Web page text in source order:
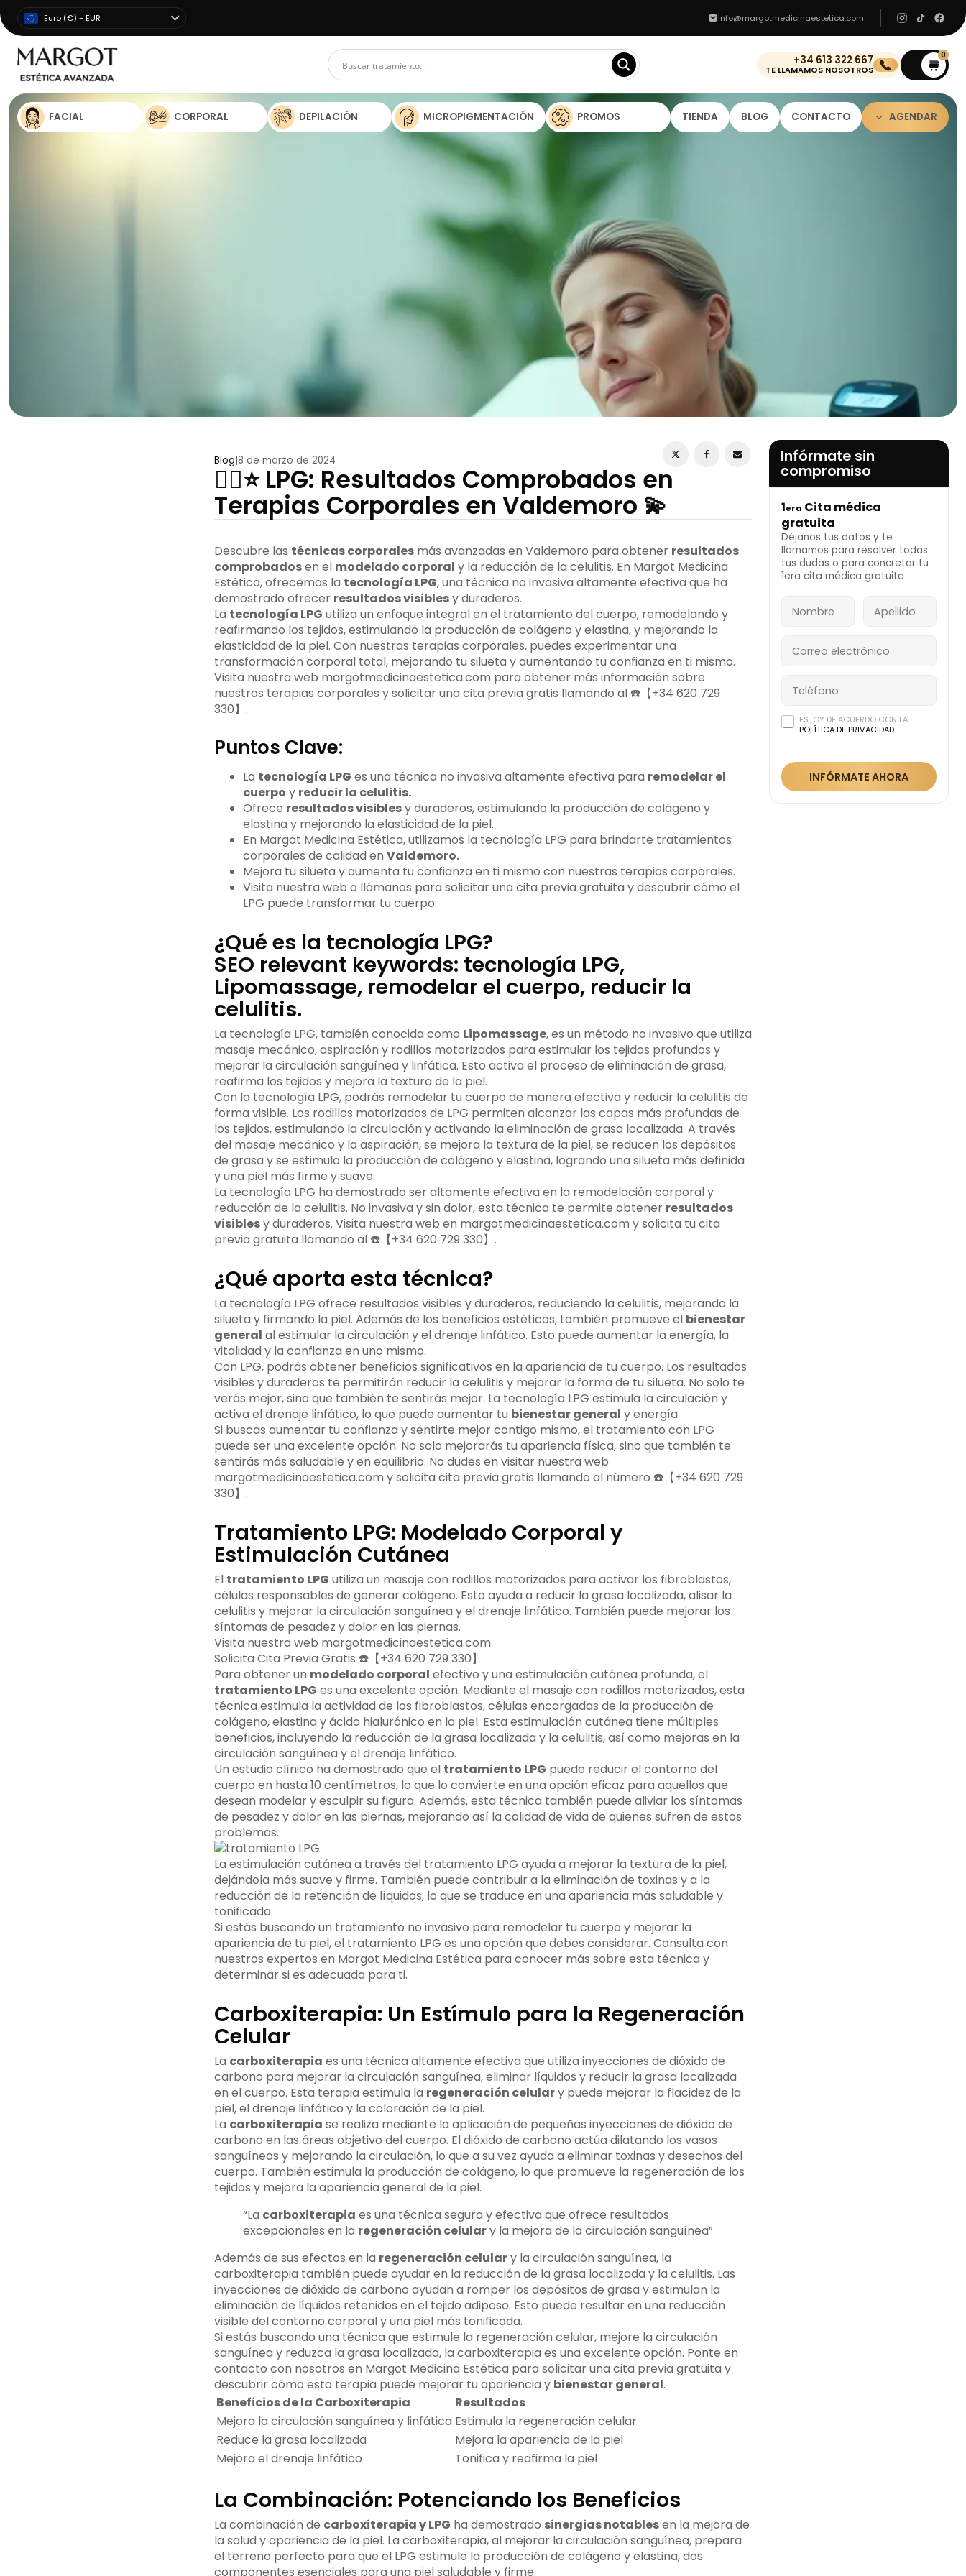
Euro (€) - EUR info@margotmedicinaestetica.com
+34 613 322 667
TE LLAMAMOS NOSOTROS
0
FACIAL CORPORAL DEPILACIÓN MICROPIGMENTACIÓN PROMOS TIENDA BLOG CONTACTO AGENDAR
INFÓRMATE AHORA
Blog 8 de marzo de 2024
💆‍♀️⭐ LPG: Resultados Comprobados en
Terapias Corporales en Valdemoro 💫
Descubre las técnicas corporalesmás avanzadas en Valdemoro para obtener resultados
comprobadosen el modelado corporal y la reducción de la celulitis. En Margot Medicina
Estética, ofrecemos la tecnología LPG, una técnica no invasiva altamente efectiva que ha
demostrado ofrecer resultados visiblesy duraderos.
La tecnología LPG utiliza un enfoque integral en el tratamiento del cuerpo, remodelando y
reafirmando los tejidos, estimulando la producción de colágeno y elastina, y mejorando la
elasticidad de la piel. Con nuestras terapias corporales, puedes experimentar una
transformación corporal total, mejorando tu silueta y aumentando tu confianza en ti mismo.
Visita nuestra web margotmedicinaestetica.com para obtener más información sobre
nuestras terapias corporales y solicitar una cita previa gratis llamando al ☎️【+34 620 729
330】.
Puntos Clave:
La tecnología LPG es una técnica no invasiva altamente efectiva para remodelar el
cuerpo y reducir la celulitis.
Ofrece resultados visiblesy duraderos, estimulando la producción de colágeno y
elastina y mejorando la elasticidad de la piel.
En Margot Medicina Estética, utilizamos la tecnología LPG para brindarte tratamientos
corporales de calidad en Valdemoro.
Mejora tu silueta y aumenta tu confianza en ti mismo con nuestras terapias corporales.
Visita nuestra web o llámanos para solicitar una cita previa gratuita y descubrir cómo el
LPG puede transformar tu cuerpo.
¿Qué es la tecnología LPG?
SEO relevant keywords: tecnología LPG,
Lipomassage, remodelar el cuerpo, reducir la
celulitis.
La tecnología LPG, también conocida como Lipomassage, es un método no invasivo que utiliza
masaje mecánico, aspiración y rodillos motorizados para estimular los tejidos profundos y
mejorar la circulación sanguínea y linfática. Esto activa el proceso de eliminación de grasa,
reafirma los tejidos y mejora la textura de la piel.
Con la tecnología LPG, podrás remodelar tu cuerpo de manera efectiva y reducir la celulitis de
forma visible. Los rodillos motorizados de LPG permiten alcanzar las capas más profundas de
los tejidos, estimulando la circulación y activando la eliminación de grasa localizada. A través
del masaje mecánico y la aspiración, se mejora la textura de la piel, se reducen los depósitos
de grasa y se estimula la producción de colágeno y elastina, logrando una silueta más definida
y una piel más firme y suave.
La tecnología LPG ha demostrado ser altamente efectiva en la remodelación corporal y
reducción de la celulitis. No invasiva y sin dolor, esta técnica te permite obtener resultados
visiblesy duraderos. Visita nuestra web en margotmedicinaestetica.com y solicita tu cita
previa gratuita llamando al ☎️【+34 620 729 330】.
¿Qué aporta esta técnica?
La tecnología LPG ofrece resultados visibles y duraderos, reduciendo la celulitis, mejorando la
silueta y firmando la piel. Además de los beneficios estéticos, también promueve el bienestar
general al estimular la circulación y el drenaje linfático. Esto puede aumentar la energía, la
vitalidad y la confianza en uno mismo.
Con LPG, podrás obtener beneficios significativos en la apariencia de tu cuerpo. Los resultados
visibles y duraderos te permitirán reducir la celulitis y mejorar la forma de tu silueta. No solo te
verás mejor, sino que también te sentirás mejor. La tecnología LPG estimula la circulación y
activa el drenaje linfático, lo que puede aumentar tu bienestar general y energía.
Si buscas aumentar tu confianza y sentirte mejor contigo mismo, el tratamiento con LPG
puede ser una excelente opción. No solo mejorarás tu apariencia física, sino que también te
sentirás más saludable y en equilibrio. No dudes en visitar nuestra web
margotmedicinaestetica.com y solicita cita previa gratis llamando al número ☎️【+34 620 729
330】.
Tratamiento LPG: Modelado Corporal y
Estimulación Cutánea
El tratamiento LPG utiliza un masaje con rodillos motorizados para activar los fibroblastos,
células responsables de generar colágeno. Esto ayuda a reducir la grasa localizada, alisar la
celulitis y mejorar la circulación sanguínea y el drenaje linfático. También puede mejorar los
síntomas de pesadez y dolor en las piernas.
Visita nuestra web margotmedicinaestetica.com
Solicita Cita Previa Gratis ☎️【+34 620 729 330】
Para obtener un modelado corporal efectivo y una estimulación cutánea profunda, el
tratamiento LPG es una excelente opción. Mediante el masaje con rodillos motorizados, esta
técnica estimula la actividad de los fibroblastos, células encargadas de la producción de
colágeno, elastina y ácido hialurónico en la piel. Esta estimulación cutánea tiene múltiples
beneficios, incluyendo la reducción de la grasa localizada y la celulitis, así como mejoras en la
circulación sanguínea y el drenaje linfático.
Un estudio clínico ha demostrado que el tratamiento LPG puede reducir el contorno del
cuerpo en hasta 10 centímetros, lo que lo convierte en una opción eficaz para aquellos que
desean modelar y esculpir su figura. Además, esta técnica también puede aliviar los síntomas
de pesadez y dolor en las piernas, mejorando así la calidad de vida de quienes sufren de estos
problemas.
La estimulación cutánea a través del tratamiento LPG ayuda a mejorar la textura de la piel,
dejándola más suave y firme. También puede contribuir a la eliminación de toxinas y a la
reducción de la retención de líquidos, lo que se traduce en una apariencia más saludable y
tonificada.
Si estás buscando un tratamiento no invasivo para remodelar tu cuerpo y mejorar la
apariencia de tu piel, el tratamiento LPG es una opción que debes considerar. Consulta con
nuestros expertos en Margot Medicina Estética para conocer más sobre esta técnica y
determinar si es adecuada para ti.
Carboxiterapia: Un Estímulo para la Regeneración
Celular
La carboxiterapia es una técnica altamente efectiva que utiliza inyecciones de dióxido de
carbono para mejorar la circulación sanguínea, eliminar líquidos y reducir la grasa localizada
en el cuerpo. Esta terapia estimula la regeneración celulary puede mejorar la flacidez de la
piel, el drenaje linfático y la coloración de la piel.
La carboxiterapia se realiza mediante la aplicación de pequeñas inyecciones de dióxido de
carbono en las áreas objetivo del cuerpo. El dióxido de carbono actúa dilatando los vasos
sanguíneos y mejorando la circulación, lo que a su vez ayuda a eliminar toxinas y desechos del
cuerpo. También estimula la producción de colágeno, lo que promueve la regeneración de los
tejidos y mejora la apariencia general de la piel.
“La carboxiterapia es una técnica segura y efectiva que ofrece resultados
excepcionales en la regeneración celulary la mejora de la circulación sanguínea”
Además de sus efectos en la regeneración celulary la circulación sanguínea, la
carboxiterapia también puede ayudar en la reducción de la grasa localizada y la celulitis. Las
inyecciones de dióxido de carbono ayudan a romper los depósitos de grasa y estimulan la
eliminación de líquidos retenidos en el tejido adiposo. Esto puede resultar en una reducción
visible del contorno corporal y una piel más tonificada.
Si estás buscando una técnica que estimule la regeneración celular, mejore la circulación
sanguínea y reduzca la grasa localizada, la carboxiterapia es una excelente opción. Ponte en
contacto con nosotros en Margot Medicina Estética para solicitar una cita previa gratuita y
descubrir cómo esta terapia puede mejorar tu apariencia y bienestar general.
Beneficios de la Carboxiterapia
Resultados
Mejora la circulación sanguínea y linfática Estimula la regeneración celular
Reduce la grasa localizada
Mejora la apariencia de la piel
Mejora el drenaje linfático
Tonifica y reafirma la piel
La Combinación: Potenciando los Beneficios
La combinación de carboxiterapia y LPG ha demostrado sinergias notablesen la mejora de
la salud y apariencia de la piel. La carboxiterapia, al mejorar la circulación sanguínea, prepara
el terreno perfecto para que el LPG estimule la producción de colágeno y elastina, dos
componentes esenciales para una piel saludable y firme.
Infórmate sin
compromiso
1era Cita médica
gratuita
Déjanos tus datos y te
llamamos para resolver todas
tus dudas o para concretar tu
1era cita médica gratuita
ESTOY DE ACUERDO CON LA
POLÍTICA DE PRIVACIDAD
INFÓRMATE AHORA